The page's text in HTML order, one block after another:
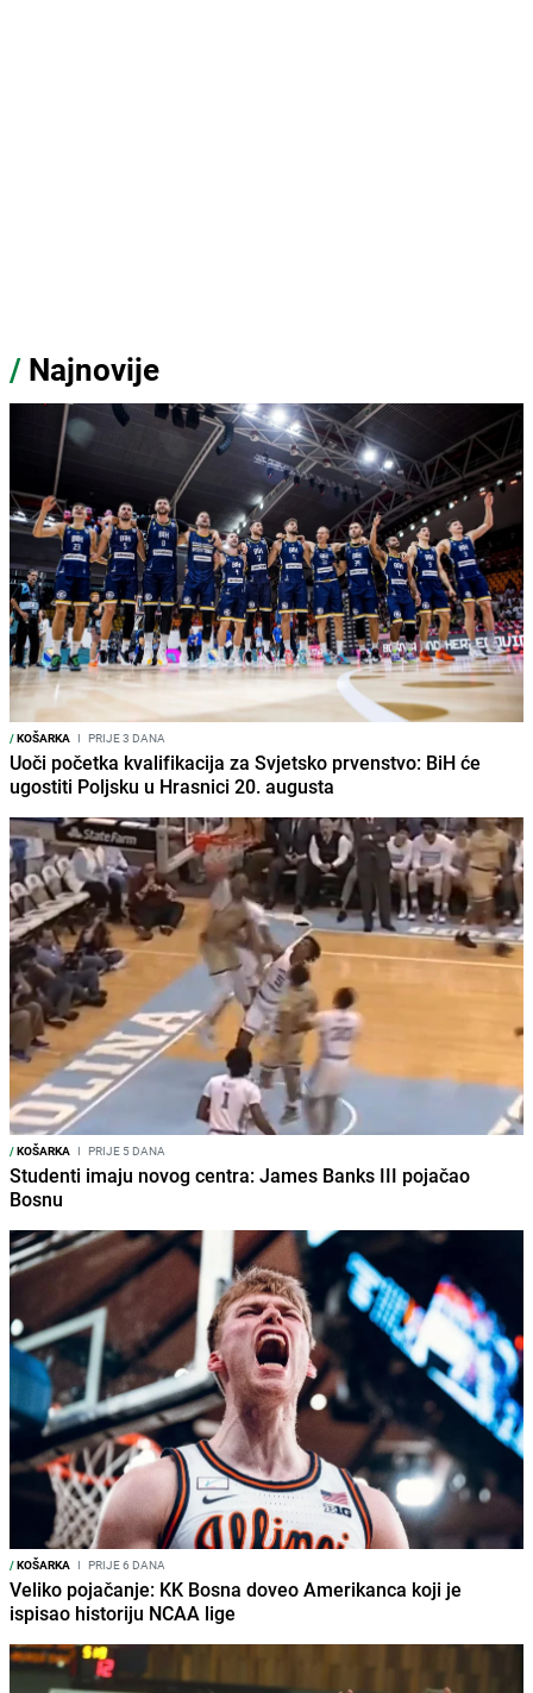
/ Najnovije
/KOŠARKA I PRIJE 3 DANA
Uoči početka kvalifikacija za Svjetsko prvenstvo: BiH će
ugostiti Poljsku u Hrasnici 20. augusta
/KOŠARKA I PRIJE 5 DANA
Studenti imaju novog centra: James Banks III pojačao
Bosnu
/KOŠARKA I PRIJE 6 DANA
Veliko pojačanje: KK Bosna doveo Amerikanca koji je
ispisao historiju NCAA lige